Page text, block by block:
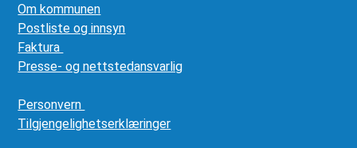
Om kommunen
Postliste og innsyn
Faktura
Presse- og nettstedansvarlig
Personvern
Tilgjengelighetserklæringer